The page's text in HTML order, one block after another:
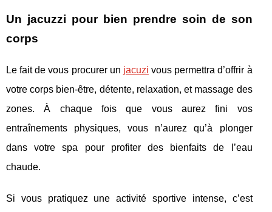
Un jacuzzi pour bien prendre soin de son
corps
Le fait de vous procurer un jacuzi vous permettra d’offrir à
votre corps bien-être, détente, relaxation, et massage des
zones. À chaque fois que vous aurez fini vos
entraînements physiques, vous n’aurez qu’à plonger
dans votre spa pour profiter des bienfaits de l’eau
chaude.
Si vous pratiquez une activité sportive intense, c’est